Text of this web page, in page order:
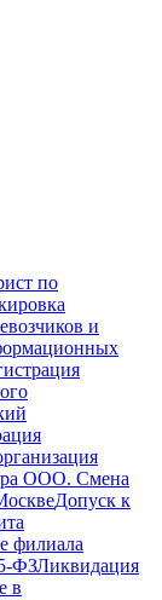
по
и
ООО. Смена
Допуск к
филиала
ФЗЛиквидация
в